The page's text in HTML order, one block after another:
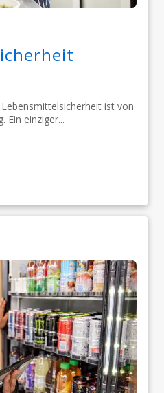
ist von
Ein einziger...